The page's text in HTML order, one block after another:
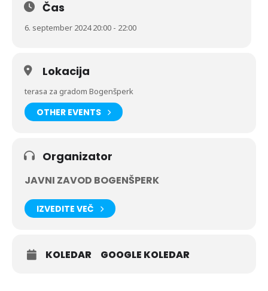
TIC Šmartno pri Litiji
recepcija gradu Bogenšperk
https://www.eventim.si/si/vstopnice/sank-rock-akustika-
smartno-pri-litiji-grad-bogensperk-642794/event.html.
Vljudno vabljeni na nepozaben grajski večer!
Čas
6. september 2024 20:00 - 22:00
Lokacija
terasa za gradom Bogenšperk
OTHER EVENTS
Organizator
JAVNI ZAVOD BOGENŠPERK
IZVEDITE VEČ
KOLEDAR GOOGLE KOLEDAR